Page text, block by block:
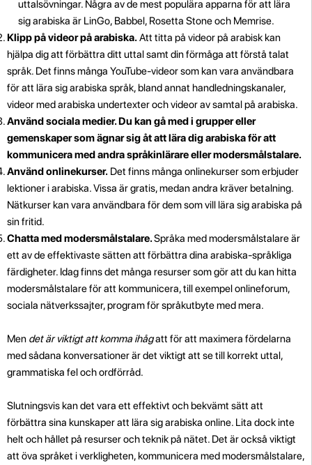
uttalsövningar. Några av de mest populära apparna för att lära
sig arabiska är LinGo, Babbel, Rosetta Stone och Memrise.
Klipp på videor på arabiska.Att titta på videor på arabisk kan
hjälpa dig att förbättra ditt uttal samt din förmåga att förstå talat
språk. Det finns många YouTube-videor som kan vara användbara
för att lära sig arabiska språk, bland annat handledningskanaler,
videor med arabiska undertexter och videor av samtal på arabiska.
Använd sociala medier. Du kan gå med i grupper eller
gemenskaper som ägnar sig åt att lära dig arabiska för att
kommunicera med andra språkinlärare eller modersmålstalare.
Använd onlinekurser. Det finns många onlinekurser som erbjuder
lektioner i arabiska. Vissa är gratis, medan andra kräver betalning.
Nätkurser kan vara användbara för dem som vill lära sig arabiska på
sin fritid.
Chatta med modersmålstalare.Språka med modersmålstalare är
ett av de effektivaste sätten att förbättra dina arabiska-språkliga
färdigheter. Idag finns det många resurser som gör att du kan hitta
modersmålstalare för att kommunicera, till exempel onlineforum,
sociala nätverkssajter, program för språkutbyte med mera.
Men det är viktigt att komma ihågatt för att maximera fördelarna
med sådana konversationer är det viktigt att se till korrekt uttal,
grammatiska fel och ordförråd.
Slutningsvis kan det vara ett effektivt och bekvämt sätt att
förbättra sina kunskaper att lära sig arabiska online. Lita dock inte
helt och hållet på resurser och teknik på nätet. Det är också viktigt
att öva språket i verkligheten, kommunicera med modersmålstalare,